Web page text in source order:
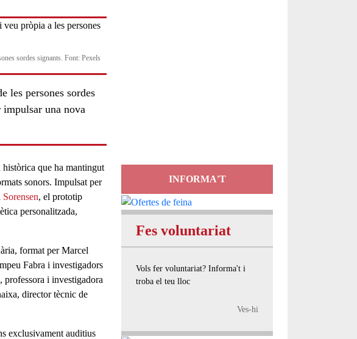
sordes signants. Font: Pexels
les persones sordes
una nova
que ha mantingut
sonors. Impulsat per
Sorensen, el prototip
personalitzada,
format per Marcel
Fabra i investigadors
, professora i investigadora
, director tècnic de
exclusivament auditius
INFORMA'T
Fes voluntariat
Vols fer voluntariat? Informa't i
troba el teu lloc
Ves-hi